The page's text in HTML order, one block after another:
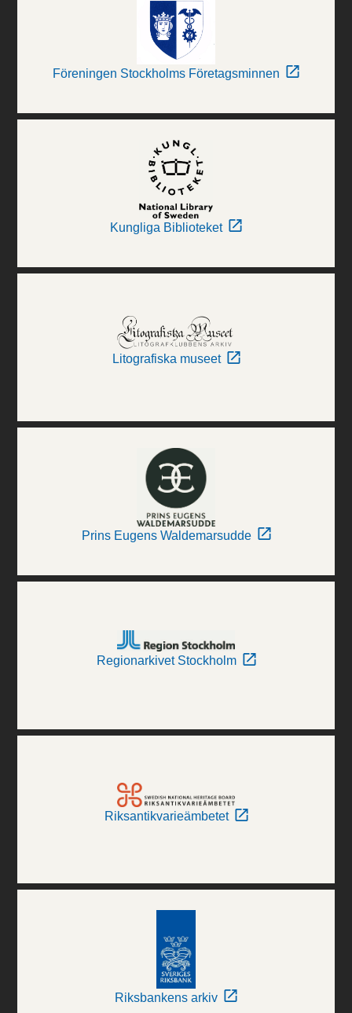
Föreningen Stockholms Företagsminnen
Kungliga Biblioteket
Litografiska museet
Prins Eugens Waldemarsudde
Regionarkivet Stockholm
Riksantikvarieämbetet
Riksbankens arkiv